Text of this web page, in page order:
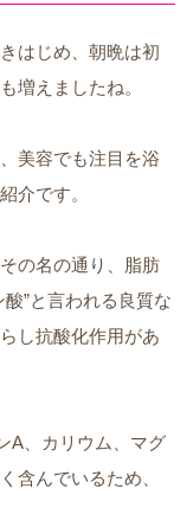
はじめ、朝晩は初
増えましたね。
美容でも注目を浴
介です。
の名の通り、脂肪
”と言われる良質な
し抗酸化作用があ
A、カリウム、マグ
含んでいるため、